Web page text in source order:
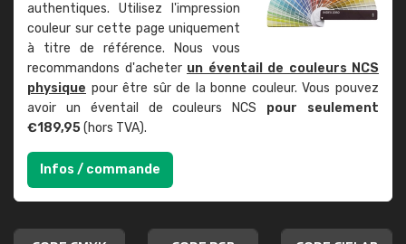
authentiques. Utilisez l'impression
couleur sur cette page uniquement
à titre de référence. Nous vous
recommandons d'acheter un éventail de couleurs NCS
physique pour être sûr de la bonne couleur. Vous pouvez
avoir un éventail de couleurs NCS pour seulement
€189,95(hors TVA).
Infos / commande